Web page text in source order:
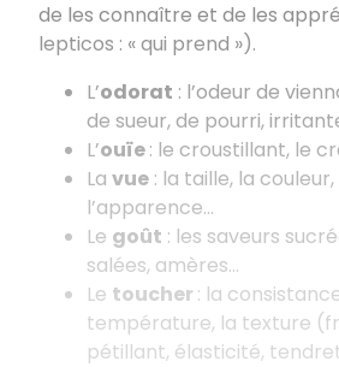
de les connaître et de les
lepticos : «qui prend »).
L’odorat : l’odeur de
de sueur, de pourri,
L’ouïe: le croustillant, le
La vue : la taille, la
l’apparence…
Le goût : les saveurs
salées, amères…
Le toucher : la
température, la texture
pétillant, élasticité,